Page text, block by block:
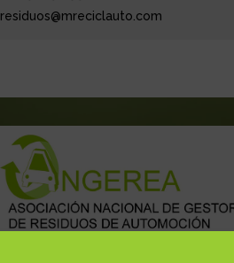
residuos@mreciclauto.com